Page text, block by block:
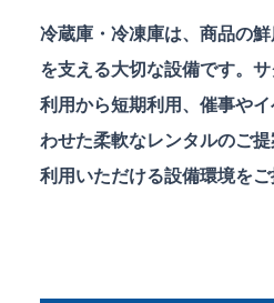
冷蔵庫・冷凍庫は、商品の
を支える大切な設備です。
利用から短期利用、催事や
わせた柔軟なレンタルのご
利用いただける設備環境をご